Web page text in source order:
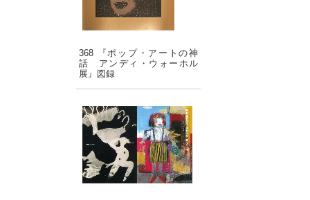
368 『ポップ・アートの神
話 アンディ・ウォーホル
展』図録